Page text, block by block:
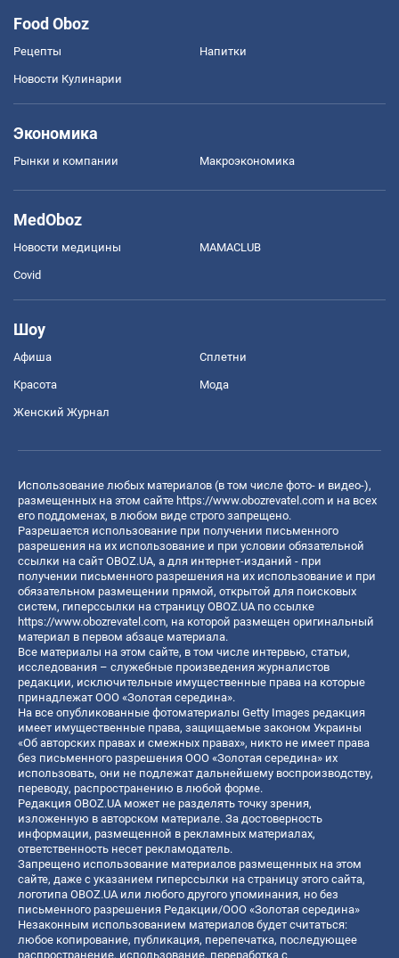
Food Oboz
Рецепты Напитки
Новости Кулинарии
Экономика
Рынки и компании Mакроэкономика
MedOboz
Новости медицины MAMACLUB
Covid
Шоу
Афиша Сплетни
Красота Мода
Женский Журнал
Использование любых материалов (в том числе фото- и видео-),
размещенных на этом сайте https://www.obozrevatel.com и на всех
его поддоменах, в любом виде строго запрещено.
Разрешается использование при получении письменного
разрешения на их использование и при условии обязательной
ссылки на сайт OBOZ.UA, а для интернет-изданий - при
получении письменного разрешения на их использование и при
обязательном размещении прямой, открытой для поисковых
систем, гиперссылки на страницу OBOZ.UA по ссылке
https://www.obozrevatel.com, на которой размещен оригинальный
материал в первом абзаце материала.
Все материалы на этом сайте, в том числе интервью, статьи,
исследования – служебные произведения журналистов
редакции, исключительные имущественные права на которые
принадлежат ООО «Золотая середина».
На все опубликованные фотоматериалы Getty Images редакция
имеет имущественные права, защищаемые законом Украины
«Об авторских правах и смежных правах», никто не имеет права
без письменного разрешения ООО «Золотая середина» их
использовать, они не подлежат дальнейшему воспроизводству,
переводу, распространению в любой форме.
Редакция OBOZ.UA может не разделять точку зрения,
изложенную в авторском материале. За достоверность
информации, размещенной в рекламных материалах,
ответственность несет рекламодатель.
Запрещено использование материалов размещенных на этом
сайте, даже с указанием гиперссылки на страницу этого сайта,
логотипа OBOZ.UA или любого другого упоминания, но без
письменного разрешения Редакции/ООО «Золотая середина»
Незаконным использованием материалов будет считаться:
любое копирование, публикация, перепечатка, последующее
распространение, использование, переработка с